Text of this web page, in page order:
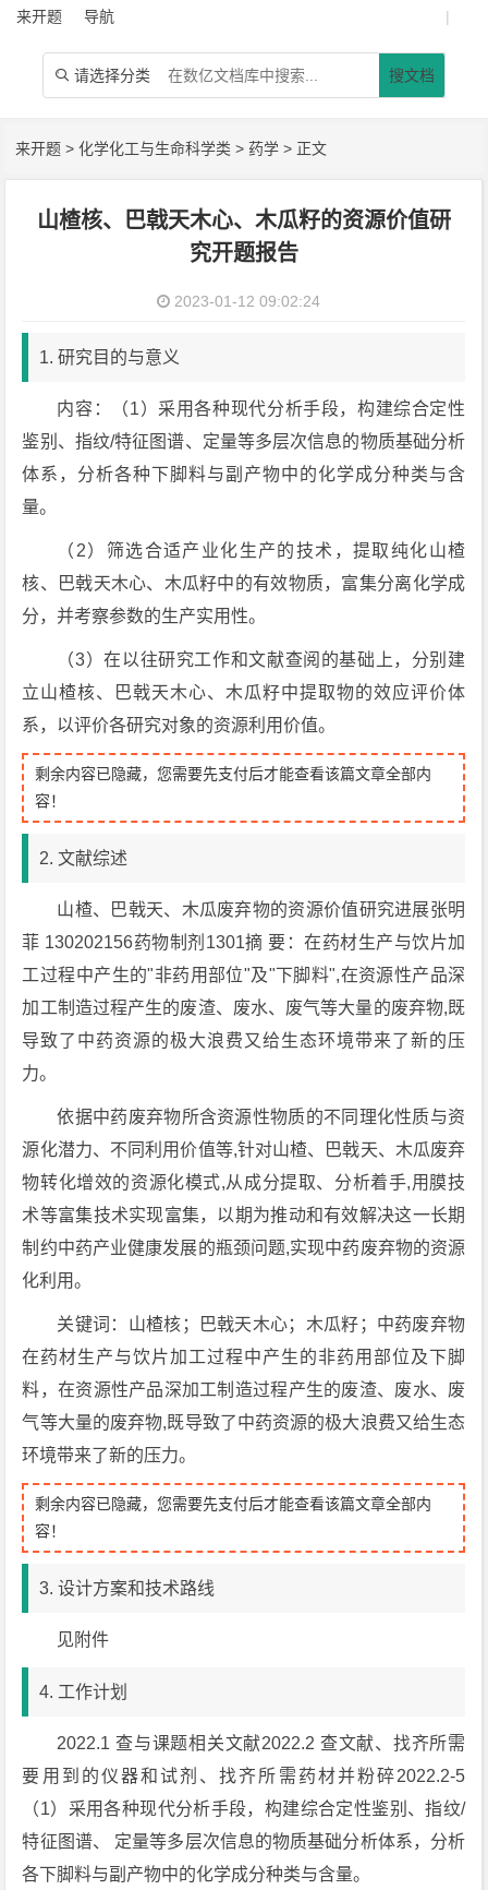
来开题 导航 |
 请选择分类 搜文档
来开题 >化学化工与生命科学类 > 药学 > 正文
山楂核、巴戟天木心、木瓜籽的资源价值研
究开题报告
2023-01-12 09:02:24
1. 研究目的与意义
内容：（1）采用各种现代分析手段，构建综合定性
鉴别、指纹/特征图谱、定量等多层次信息的物质基础分析
体系，分析各种下脚料与副产物中的化学成分种类与含
量。
（2）筛选合适产业化生产的技术，提取纯化山楂
核、巴戟天木心、木瓜籽中的有效物质，富集分离化学成
分，并考察参数的生产实用性。
（3）在以往研究工作和文献查阅的基础上，分别建
立山楂核、巴戟天木心、木瓜籽中提取物的效应评价体
系，以评价各研究对象的资源利用价值。
剩余内容已隐藏，您需要先支付后才能查看该篇文章全部内
容！
2. 文献综述
山楂、巴戟天、木瓜废弃物的资源价值研究进展张明
菲 130202156药物制剂1301摘 要：在药材生产与饮片加
工过程中产生的"非药用部位"及"下脚料",在资源性产品深
加工制造过程产生的废渣、废水、废气等大量的废弃物,既
导致了中药资源的极大浪费又给生态环境带来了新的压
力。
依据中药废弃物所含资源性物质的不同理化性质与资
源化潜力、不同利用价值等,针对山楂、巴戟天、木瓜废弃
物转化增效的资源化模式,从成分提取、分析着手,用膜技
术等富集技术实现富集，以期为推动和有效解决这一长期
制约中药产业健康发展的瓶颈问题,实现中药废弃物的资源
化利用。
关键词：山楂核；巴戟天木心；木瓜籽；中药废弃物
在药材生产与饮片加工过程中产生的非药用部位及下脚
料，在资源性产品深加工制造过程产生的废渣、废水、废
气等大量的废弃物,既导致了中药资源的极大浪费又给生态
环境带来了新的压力。
剩余内容已隐藏，您需要先支付后才能查看该篇文章全部内
容！
3. 设计方案和技术路线
见附件
4. 工作计划
2022.1 查与课题相关文献2022.2 查文献、找齐所需
要用到的仪器和试剂、找齐所需药材并粉碎2022.2-5
（1）采用各种现代分析手段，构建综合定性鉴别、指纹/
特征图谱、 定量等多层次信息的物质基础分析体系，分析
各下脚料与副产物中的化学成分种类与含量。